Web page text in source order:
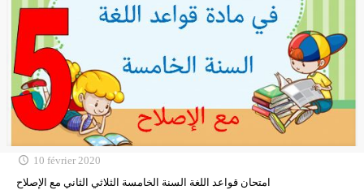
10 février 2020
امتحان قواعد اللغة السنة الخامسة الثلاثي الثاني مع الإصلاح